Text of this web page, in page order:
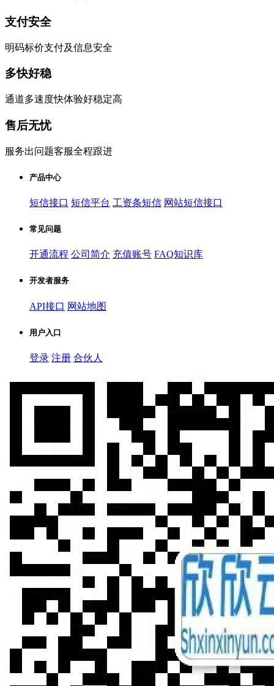
支付安全
明码标价支付及信息安全
多快好稳
通道多速度快体验好稳定高
售后无忧
服务出问题客服全程跟进
产品中心
短信接口 短信平台 工资条短信 网站短信接口
常见问题
开通流程 公司简介 充值账号 FAQ知识库
开发者服务
API接口 网站地图
用户入口
登录 注册 合伙人